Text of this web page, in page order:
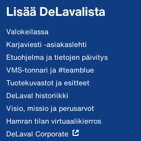
Lisää DeLavalista
Valokeilassa
Karjaviesti -asiakaslehti
Etuohjelma ja tietojen päivitys
VMS-tonnari ja #teamblue
Tuotekuvastot ja esitteet
DeLaval historiikki
Visio, missio ja perusarvot
Hamran tilan virtuaalikierros
DeLaval Corporate